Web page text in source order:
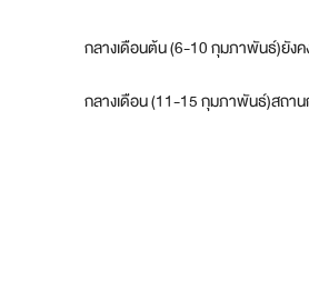
กลางเดือนต้น (6-10 กุมภาพันธ์)ยังค
กลางเดือน (11-15 กุมภาพันธ์)สถา